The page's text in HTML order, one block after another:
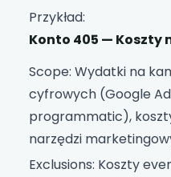
Przykład:
Konto 405 —
Scope: Wydatki na
cyfrowych (Google
programmatic),
narzędzi
Exclusions: Koszty